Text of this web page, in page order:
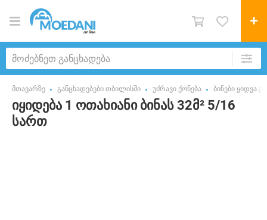
მთავარზე განცხადებები თბილისში უძრავი ქონება ბინები ყიდვა
იყიდება 1 ოთახიანი ბინას 32მ² 5/16
სართ